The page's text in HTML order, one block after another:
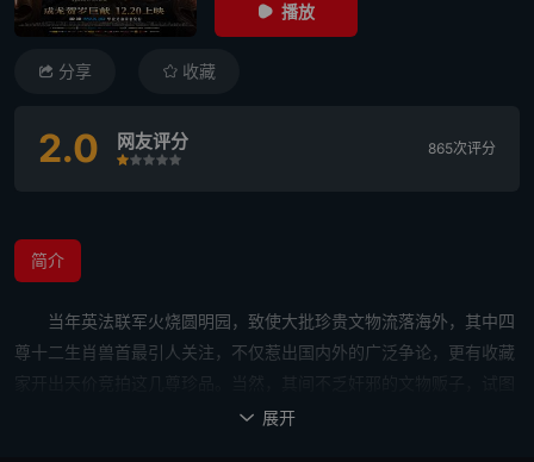
播放
分享 收藏
2.0 网友评分
很差较差还行
推荐
力荐
865次评分
简介
当年英法联军火烧圆明园，致使大批珍贵文物流落海外，其中四
尊十二生肖兽首最引人关注，不仅惹出国内外的广泛争论，更有收藏
通过偷盗的手段获取宝贝。以此为契机，正在度假的国际大盗JC（成
 展开